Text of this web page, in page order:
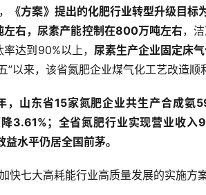
《方案》提出的化肥行业转型升级目
右，尿素产能控制在800万吨左右，
达到90%以上， 尿素生产企业固定床
”以来，该省氮肥企业煤气化工艺改造
，山东省15家氮肥企业共生产合成
3.61%；全省氮肥行业实现营业收
水平仍居全国前茅。
加快七大高耗能行业高质量发展的实施